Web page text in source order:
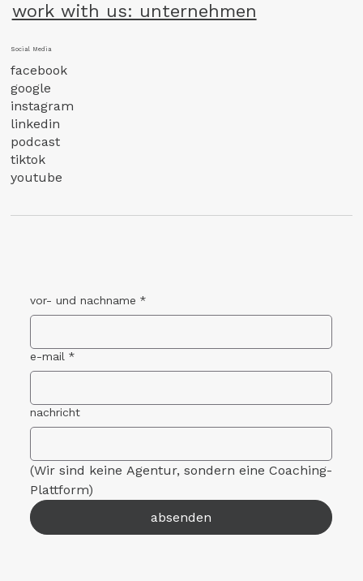
work with us: unternehmen
Social Media
facebook
google
instagram
linkedin
podcast
tiktok
youtube
vor- und nachname *
e-mail *
nachricht
(Wir sind keine Agentur, sondern eine Coaching-
Plattform)
absenden